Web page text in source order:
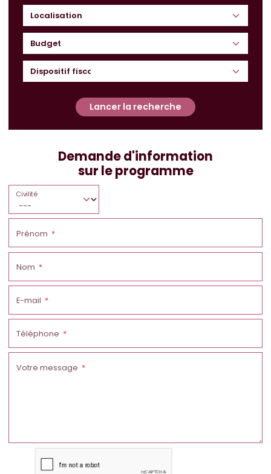
Budget
Lancer la recherche
Demande d'information
sur le programme
Civilité
Prénom
Nom
E-mail
Téléphone
Votre message